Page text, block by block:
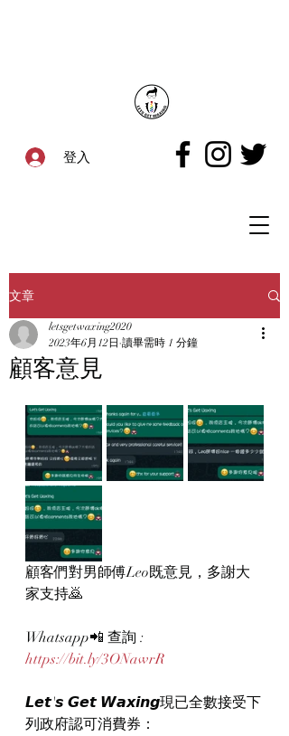
登入
文章
顧客意見
letsgetwaxing2020
2023年6月12日 讀畢需時 1 分鐘
顧客們對男師傅Leo既意見，多謝大
家支持🙇
Whatsapp📲 查詢 :
https://bit.ly/3ONawrR
𝙇𝙚𝙩'𝙨 𝙂𝙚𝙩 𝙒𝙖𝙭𝙞𝙣𝙜現已全數接受下
列政府認可消費券：